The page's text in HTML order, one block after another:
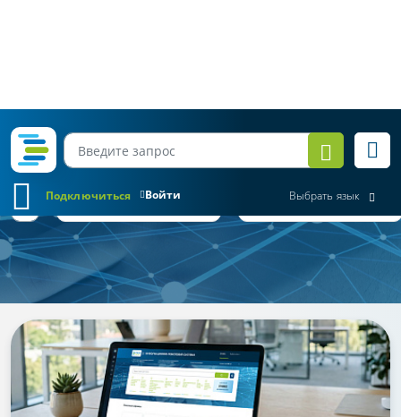
Обзор законодательства
Все месяцы